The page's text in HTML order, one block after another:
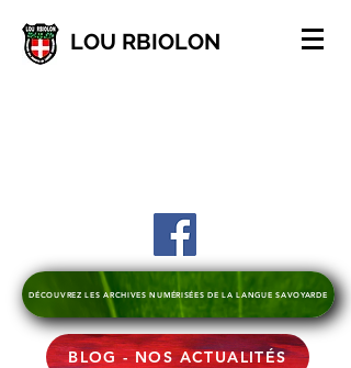
LOU RBIOLON
DÉCOUVREZ LES ARCHIVES NUMÉRISÉES DE LA LANGUE SAVOYARDE
BLOG - NOS ACTUALITÉS